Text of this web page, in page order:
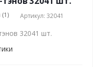
(1) Артикул: 32041
32041 шт.